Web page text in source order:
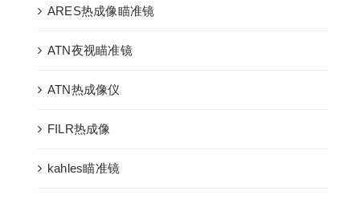
ARES热成像瞄准镜
ATN夜视瞄准镜
ATN热成像仪
FILR热成像
kahles瞄准镜